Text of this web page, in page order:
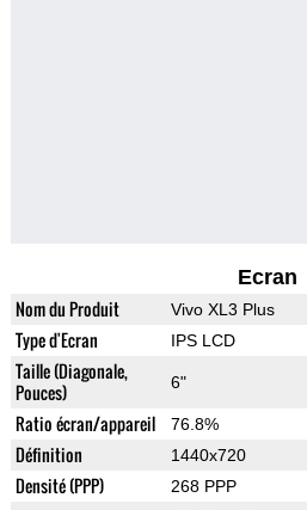
Ecran
Nom du Produit Vivo XL3 Plus
Type d'Ecran IPS LCD
Taille (Diagonale,
Pouces)
6"
Ratio écran/appareil 76.8%
Définition 1440x720
Densité (PPP) 268 PPP